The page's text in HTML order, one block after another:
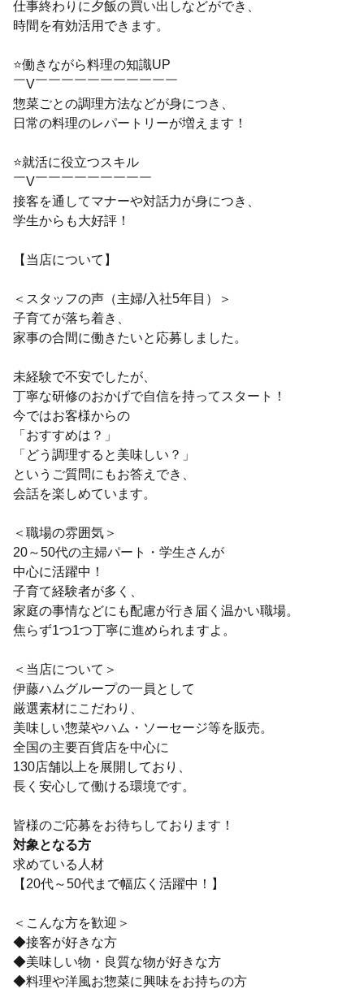
仕事終わりに夕飯の買い出しなどができ、
時間を有効活用できます。
⭐働きながら料理の知識UP
￣V￣￣￣￣￣￣￣￣￣￣￣
惣菜ごとの調理方法などが身につき、
日常の料理のレパートリーが増えます！
⭐就活に役立つスキル
￣V￣￣￣￣￣￣￣￣￣
接客を通してマナーや対話力が身につき、
学生からも大好評！
【当店について】
＜スタッフの声（主婦/入社5年目）＞
子育てが落ち着き、
家事の合間に働きたいと応募しました。
未経験で不安でしたが、
丁寧な研修のおかげで自信を持ってスタート！
今ではお客様からの
「おすすめは？」
「どう調理すると美味しい？」
というご質問にもお答えでき、
会話を楽しめています。
＜職場の雰囲気＞
20～50代の主婦パート・学生さんが
中心に活躍中！
子育て経験者が多く、
家庭の事情などにも配慮が行き届く温かい職場。
焦らず1つ1つ丁寧に進められますよ。
＜当店について＞
伊藤ハムグループの一員として
厳選素材にこだわり、
美味しい惣菜やハム・ソーセージ等を販売。
全国の主要百貨店を中心に
130店舗以上を展開しており、
長く安心して働ける環境です。
皆様のご応募をお待ちしております！
対象となる方
求めている人材
【20代～50代まで幅広く活躍中！】
＜こんな方を歓迎＞
◆接客が好きな方
◆美味しい物・良質な物が好きな方
◆料理や洋風お惣菜に興味をお持ちの方